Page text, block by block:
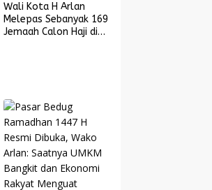
Wali Kota H Arlan
Melepas Sebanyak 169
Jemaah Calon Haji di